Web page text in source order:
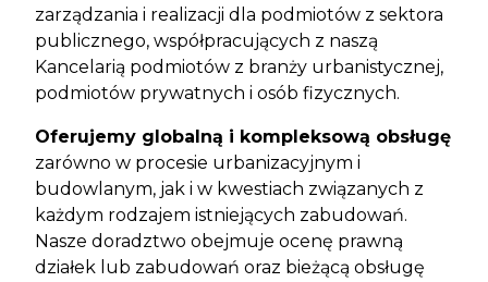
zarządzania i realizacji dla podmiotów z sektora
publicznego, współpracujących z naszą
Kancelarią podmiotów z branży urbanistycznej,
podmiotów prywatnych i osób fizycznych.
Oferujemy globalną i kompleksową obsługę
zarówno w procesie urbanizacyjnym i
budowlanym, jak i w kwestiach związanych z
każdym rodzajem istniejących zabudowań.
Nasze doradztwo obejmuje ocenę prawną
działek lub zabudowań oraz bieżącą obsługę